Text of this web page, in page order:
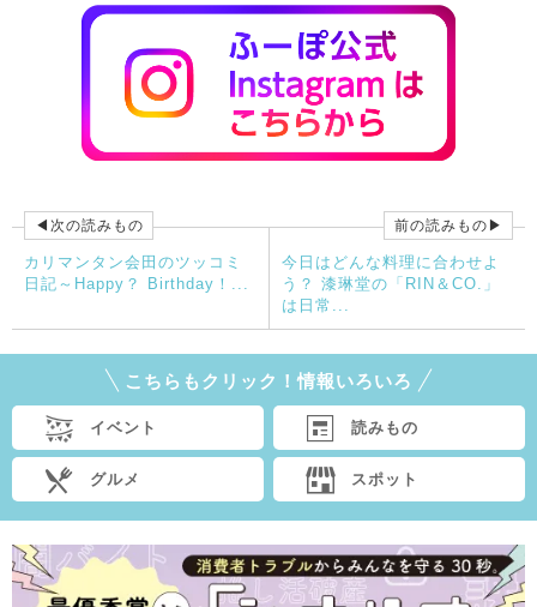
◀次の読みもの
カリマンタン会田のツッコミ
日記～Happy？ Birthday！...
前の読みもの▶
今日はどんな料理に合わせよ
う？ 漆琳堂の「RIN＆CO.」
は日常...
こちらもクリック！情報いろいろ
イベント 読みもの
グルメ スポット